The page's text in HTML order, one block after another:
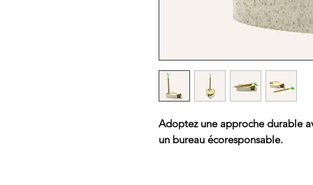
Adoptez une approche durable
un bureau écoresponsable.